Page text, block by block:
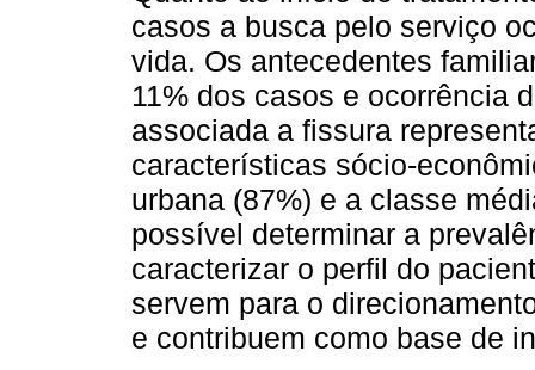
casos a busca pelo serviço
vida. Os antecedentes
11% dos casos e ocorrência
associada a fissura
características sócio-
urbana (87%) e a classe
possível determinar a
caracterizar o perfil do
servem para o
e contribuem como base de